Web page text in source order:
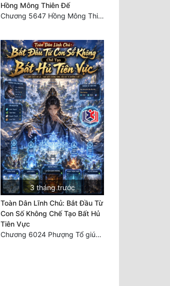
Hồng Mông Thiên Đế
Chương 5647 Hồng Mông Thiên Đế (HẾT)
3 tháng trước
Toàn Dân Lĩnh Chủ: Bắt Đầu Từ
Con Số Không Chế Tạo Bất Hủ
Tiên Vực
Chương 6024 Phượng Tổ giúp ta! Mở lại luân hồi!